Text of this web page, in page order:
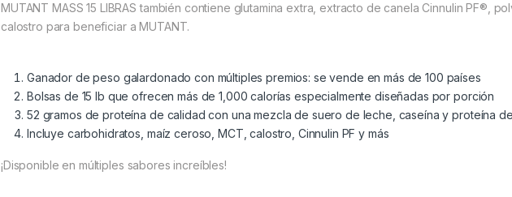
MUTANT MASS 15 LIBRAS también contiene glutamina extra, extracto de canela Cinnulin PF®,
calostro para beneficiar a MUTANT.
Ganador de peso galardonado con múltiples premios: se vende en más de 100 países
Bolsas de 15 lb que ofrecen más de 1,000 calorías especialmente diseñadas por porción
52 gramos de proteína de calidad con una mezcla de suero de leche, caseína y proteína
Incluye carbohidratos, maíz ceroso, MCT, calostro, Cinnulin PF y más
¡Disponible en múltiples sabores increíbles!